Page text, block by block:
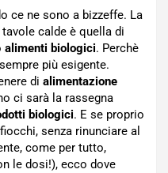
ce ne sono a bizzeffe. La
calde è quella di
alimenti biologici. Perchè
più esigente.
di alimentazione
ci sarà la rassegna
biologici. E se proprio
senza rinunciare al
come per tutto,
le dosi!), ecco dove